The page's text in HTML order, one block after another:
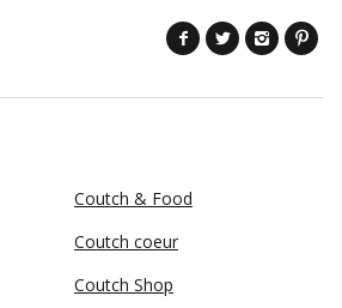
Coutch & Food
Coutch coeur
Coutch Shop